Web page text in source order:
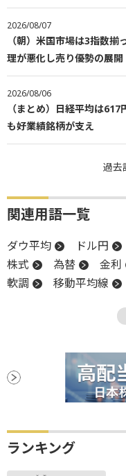
2026/08/07
（朝）米国市場は3指数
理が悪化し売り優勢の展開
2026/08/06
（まとめ）日経平均は
も好業績銘柄が支え
過去
関連用語一覧
ダウ平均 ドル円
株式
為替 金利
軟調
移動平均線
ランキング